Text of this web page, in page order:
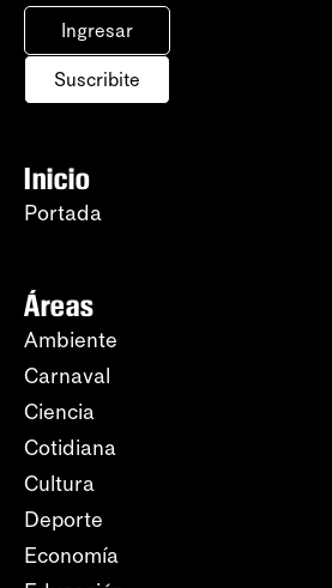
Ingresar
Suscribite
Inicio
Portada
Áreas
Ambiente
Carnaval
Ciencia
Cotidiana
Cultura
Deporte
Economía